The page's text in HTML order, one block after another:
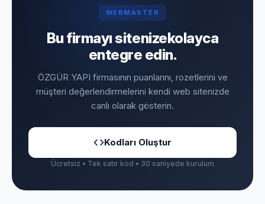
WEBMASTER
Bu firmayı sitenizekolayca
entegre edin.
ÖZGÜR YAPI firmasının puanlarını, rozetlerini ve
müşteri değerlendirmelerini kendi web sitenizde
canlı olarak gösterin.
Kodları Oluştur
Ücretsiz • Tek satır kod • 30 saniyede kurulum